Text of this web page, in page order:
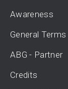
Awareness
General Terms
ABG - Partner
Credits